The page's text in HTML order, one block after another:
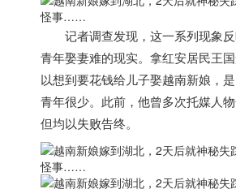
记者调查发现， 这一系列现象
青年娶妻难的现实。 拿红安居民王
以想到要花钱给儿子娶越南新娘，
青年很少。此前，他曾多次托媒人
但均以失败告终。